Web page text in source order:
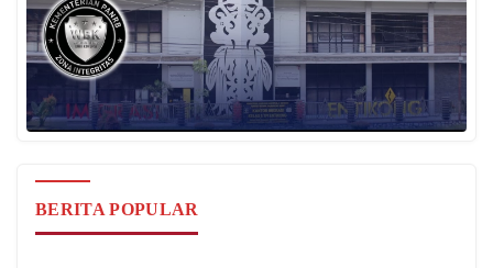
BERITA POPULAR